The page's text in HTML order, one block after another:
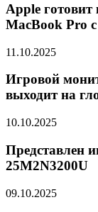
Apple
MacBook Pro
11.10.2025
Игровой
выходит на
10.10.2025
Представлен
25M2N3200U
09.10.2025